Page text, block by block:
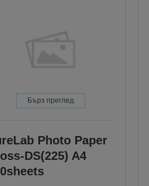
Бърз преглед
Photo Paper
DS(225) A4